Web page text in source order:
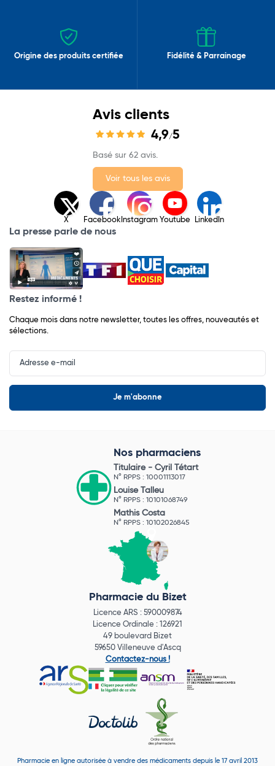
Origine des produits certifiée Fidélité & Parrainage
Avis clients
4,9/5
Basé sur 62 avis.
Voir tous les avis
X Facebook Instagram Youtube LinkedIn
La presse parle de nous
Restez informé !
Chaque mois dans notre newsletter, toutes les offres, nouveautés et
sélections.
Input
Newsletter
Nos pharmaciens
Titulaire - Cyril Tétart
N° RPPS : 10001113017
Louise Talleu
N° RPPS : 10101068749
Mathis Costa
N° RPPS : 10102026845
Pharmacie du Bizet
Licence ARS : 590009874
Licence Ordinale : 126921
49 boulevard Bizet
59650 Villeneuve d'Ascq
Contactez-nous !
Pharmacie en ligne autorisée à vendre des médicaments depuis le 17 avril 2013